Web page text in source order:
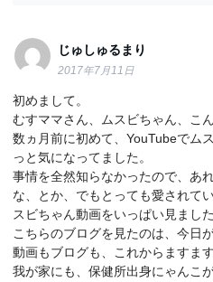
じゅしゅるまり
2017年7月11日
初めまして。
むすママさん、ムスビちゃん、こん
数ヵ月前に初めて、YouTubeでム
っと気になってました。
事情を全然知らなかったので、あ
な、とか、でもとっても愛されて
スビちゃん動画をいっぱい見ました
こちらのブログを見たのは、今日
動画もブログも、これからますま
我が家にも、保健所出身にゃんこ